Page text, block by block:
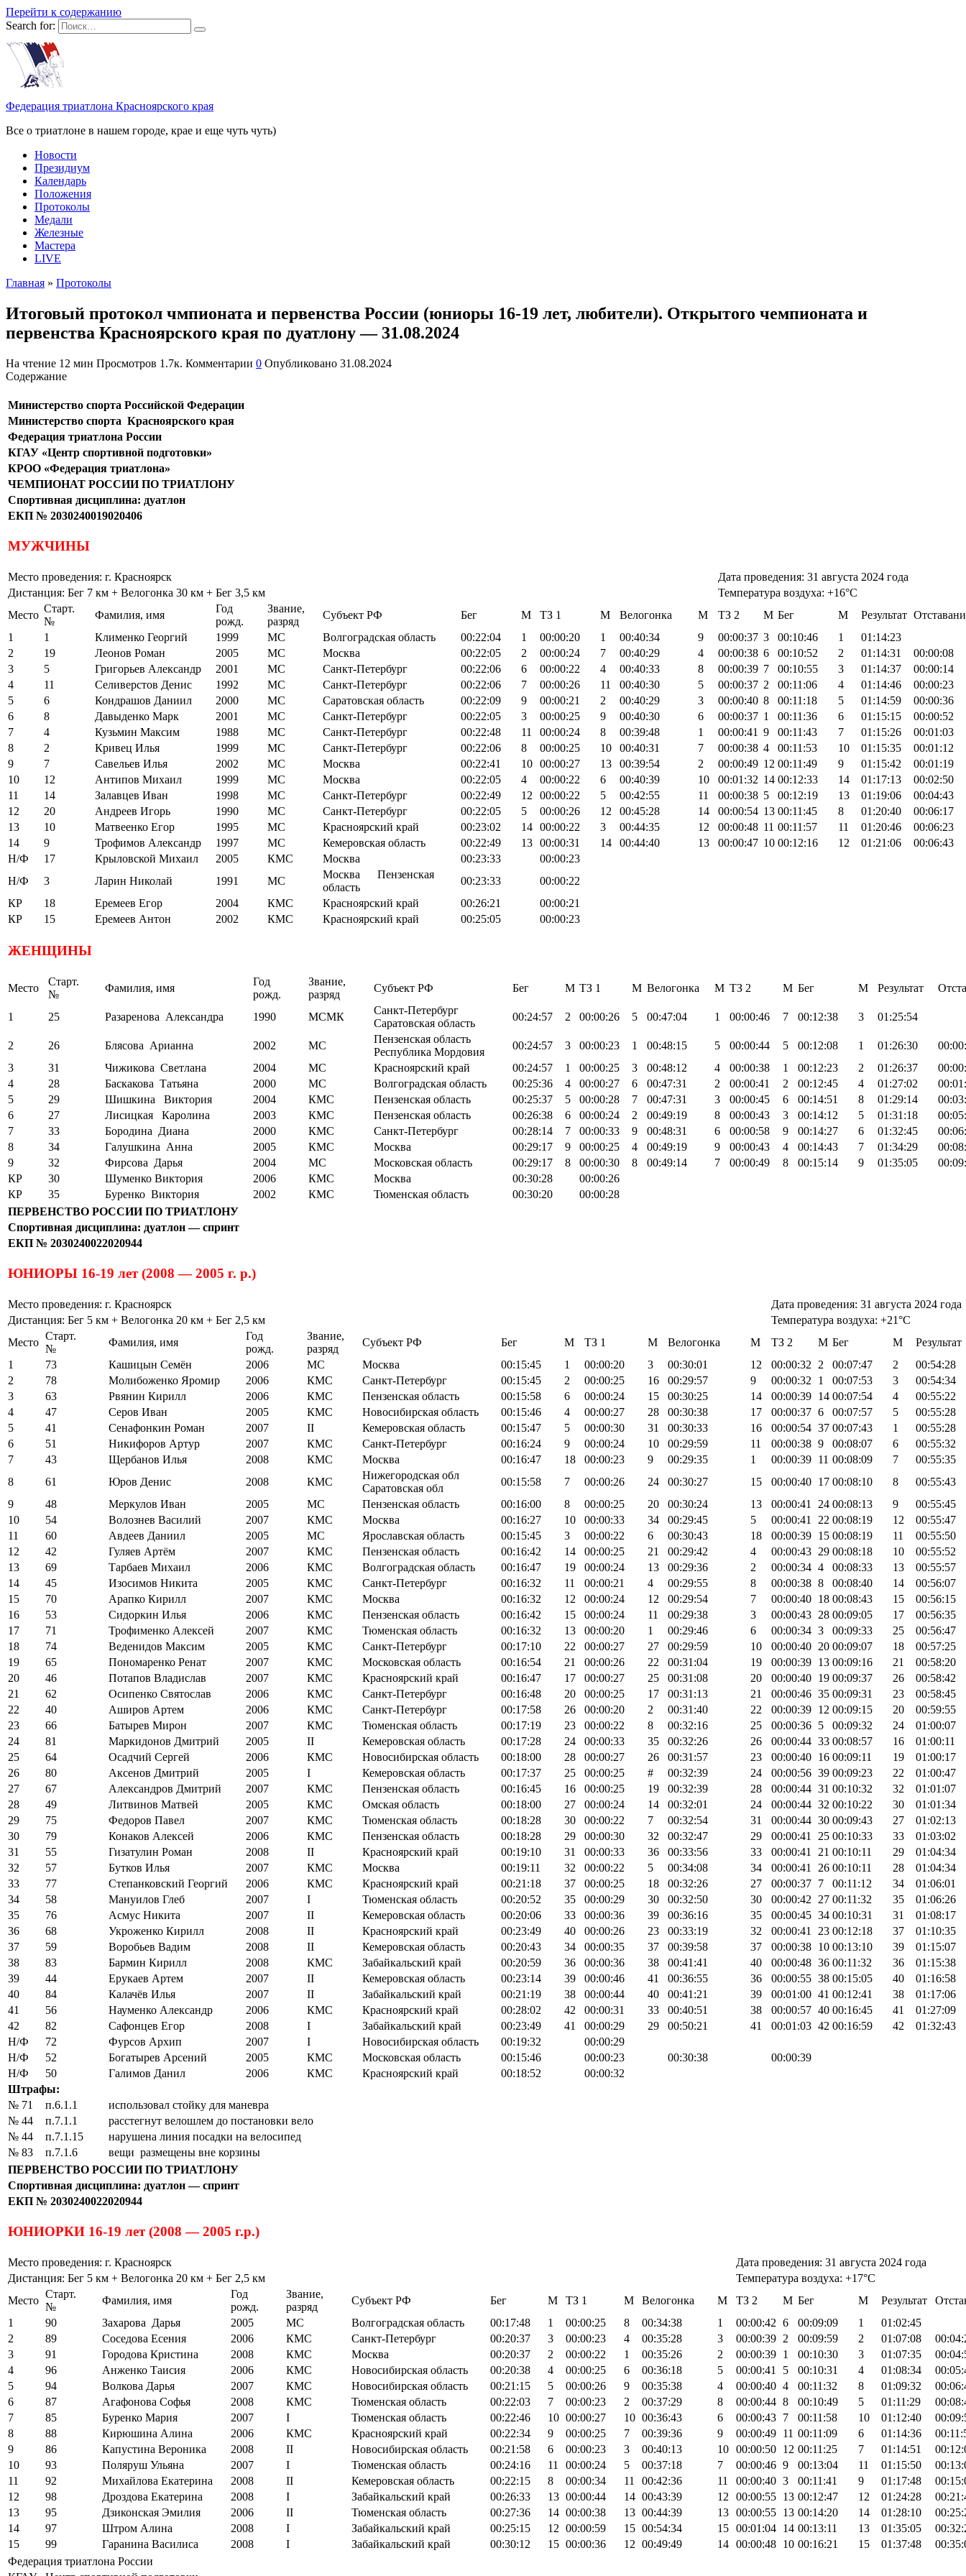
Перейти к содержанию
Search for:
Федерация триатлона Красноярского края
Все о триатлоне в нашем городе, крае и еще чуть чуть)
Новости
Президиум
Календарь
Положения
Протоколы
Медали
Железные
Мастера
LIVE
Главная » Протоколы
Итоговый протокол чмпионата и первенства России (юниоры 16-19 лет, любители). Открытого чемпионата и
первенства Красноярского края по дуатлону — 31.08.2024
На чтение 12 мин Просмотров 1.7к. Комментарии 0 Опубликовано 31.08.2024
Содержание
Министерство спорта Российской Федерации
Министерство спорта Красноярского края
Федерация триатлона России
КГАУ «Центр спортивной подготовки»
КРОО «Федерация триатлона»
ЧЕМПИОНАТ РОССИИ ПО ТРИАТЛОНУ
Спортивная дисциплина: дуатлон
ЕКП № 2030240019020406
МУЖЧИНЫ
Место проведения: г. Красноярск
Дата проведения: 31 августа 2024 года
Дистанция: Бег 7 км + Велогонка 30 км + Бег 3,5 км
Температура воздуха: +16°С
Место
Старт.
№
Фамилия, имя
Год
рожд.
Звание,
разряд
Субъект РФ Бег М TЗ 1 М Велогонка М TЗ 2 М Бег М Результат
1
1 Клименко Георгий 1999 МС Волгоградская область 00:22:04 1 00:00:20 1 00:40:34 9 00:00:37 3 00:10:46 1
01:14:23
2
19 Леонов Роман 2005 МС Москва 00:22:05 2 00:00:24 7 00:40:29 4 00:00:38 6 00:10:52 2 01:14:31
00:00:08
3
5 Григорьев Александр 2001 МС Санкт-Петербург 00:22:06 6 00:00:22 4 00:40:33 8 00:00:39 7 00:10:55 3 01:14:37
00:00:14
4
11 Селиверстов Денис 1992 МС Санкт-Петербург 00:22:06 7 00:00:26 11 00:40:30 5 00:00:37 2 00:11:06 4 01:14:46
00:00:23
5
6 Кондрашов Даниил 2000 МС Саратовская область 00:22:09 9 00:00:21 2 00:40:29 3 00:00:40 8 00:11:18 5 01:14:59
00:00:36
6
8 Давыденко Марк 2001 МС Санкт-Петербург 00:22:05 3 00:00:25 9 00:40:30 6 00:00:37 1 00:11:36 6 01:15:15
00:00:52
7
4 Кузьмин Максим 1988 МС Санкт-Петербург 00:22:48 11 00:00:24 8 00:39:48 1 00:00:41 9 00:11:43 7 01:15:26
00:01:03
8
2 Кривец Илья 1999 МС Санкт-Петербург 00:22:06 8 00:00:25 10 00:40:31 7 00:00:38 4 00:11:53 10 01:15:35
00:01:12
9
7 Савельев Илья 2002 МС Москва 00:22:41 10 00:00:27 13 00:39:54 2 00:00:49 12 00:11:49 9 01:15:42
00:01:19
10
12 Антипов Михаил 1999 МС Москва 00:22:05 4 00:00:22 6 00:40:39 10 00:01:32 14 00:12:33 14 01:17:13
00:02:50
11
14 Залавцев Иван 1998 МС Санкт-Петербург 00:22:49 12 00:00:22 5 00:42:55 11 00:00:38 5 00:12:19 13 01:19:06
00:04:43
12
20 Андреев Игорь 1990 МС Санкт-Петербург 00:22:05 5 00:00:26 12 00:45:28 14 00:00:54 13 00:11:45 8 01:20:40
00:06:17
13
10 Матвеенко Егор 1995 МС Красноярский край 00:23:02 14 00:00:22 3 00:44:35 12 00:00:48 11 00:11:57 11 01:20:46
00:06:23
14
9 Трофимов Александр 1997 МС Кемеровская область 00:22:49 13 00:00:31 14 00:44:40 13 00:00:47 10 00:12:16 12 01:21:06
00:06:43
Н/Ф
17 Крыловской Михаил 2005 КМС Москва 00:23:33
00:00:23
Н/Ф
3 Ларин Николай 1991 МС
Москва Пензенская
область
00:23:33
00:00:22
КР
18 Еремеев Егор 2004 КМС Красноярский край 00:26:21
00:00:21
КР
15 Еремеев Антон 2002 КМС Красноярский край 00:25:05 00:00:23
ЖЕНЩИНЫ
Место
Старт.
№
Фамилия, имя
Год
рожд.
Звание,
разряд
Субъект РФ Бег М TЗ 1 М Велогонка М TЗ 2 М Бег М Результат
1 25 Разаренова Александра 1990 МСМК
Санкт-Петербург
Саратовская область
00:24:57 2 00:00:26 5 00:47:04 1 00:00:46 7 00:12:38 3 01:25:54
2 26 Блясова Арианна 2002 МС
Пензенская область
Республика Мордовия
00:24:57 3 00:00:23 1 00:48:15 5 00:00:44 5 00:12:08 1 01:26:30
3
31 Чижикова Светлана 2004 МС Красноярский край 00:24:57 1 00:00:25 3 00:48:12 4 00:00:38 1 00:12:23 2 01:26:37
4
28 Баскакова Татьяна 2000 МС Волгоградская область 00:25:36 4 00:00:27 6 00:47:31 2 00:00:41 2 00:12:45 4 01:27:02
5
29 Шишкина Виктория 2004 КМС Пензенская область 00:25:37 5 00:00:28 7 00:47:31 3 00:00:45 6 00:14:51 8 01:29:14
6
27 Лисицкая Каролина 2003 КМС Пензенская область 00:26:38 6 00:00:24 2 00:49:19 8 00:00:43 3 00:14:12 5 01:31:18
7
33 Бородина Диана 2000 КМС Санкт-Петербург 00:28:14 7 00:00:33 9 00:48:31 6 00:00:58 9 00:14:27 6 01:32:45
8
34 Галушкина Анна 2005 КМС Москва 00:29:17 9 00:00:25 4 00:49:19 9 00:00:43 4 00:14:43 7 01:34:29
9
32 Фирсова Дарья 2004 МС Московская область 00:29:17 8 00:00:30 8 00:49:14 7 00:00:49 8 00:15:14 9 01:35:05
КР
30 Шуменко Виктория 2006 КМС Москва 00:30:28
00:00:26
КР
35 Буренко Виктория 2002 КМС Тюменская область 00:30:20
00:00:28
ПЕРВЕНСТВО РОССИИ ПО ТРИАТЛОНУ
Спортивная дисциплина: дуатлон — спринт
ЕКП № 2030240022020944
ЮНИОРЫ 16-19 лет (2008 — 2005 г. р.)
Место проведения: г. Красноярск
Дата проведения: 31 августа 2024 года
Дистанция: Бег 5 км + Велогонка 20 км + Бег 2,5 км
Температура воздуха: +21°С
Место
Старт.
№
Фамилия, имя
Год
рожд.
Звание,
разряд
Субъект РФ Бег М TЗ 1 М Велогонка М TЗ 2 М Бег М
Результат
1
73 Кашицын Семëн 2006 МС Москва 00:15:45 1 00:00:20 3 00:30:01 12 00:00:32 2 00:07:47 2
00:54:28
2
78 Молибоженко Яромир 2006 КМС Санкт-Петербург 00:15:45 2 00:00:25 16 00:29:57 9 00:00:32 1 00:07:53 3
00:54:34
3
63 Рвянин Кирилл 2006 КМС Пензенская область 00:15:58 6 00:00:24 15 00:30:25 14 00:00:39 14 00:07:54 4
00:55:22
4
47 Серов Иван 2005 КМС Новосибирская область 00:15:46 4 00:00:27 28 00:30:38 17 00:00:37 6 00:07:57 5
00:55:28
5
41 Сенафонкин Роман 2007 II Кемеровская область 00:15:47 5 00:00:30 31 00:30:33 16 00:00:54 37 00:07:43 1
00:55:28
6
51 Никифоров Артур 2007 КМС Санкт-Петербург 00:16:24 9 00:00:24 10 00:29:59 11 00:00:38 9 00:08:07 6
00:55:32
7
43 Щербанов Илья 2008 КМС Москва 00:16:47 18 00:00:23 9 00:29:35 1 00:00:39 11 00:08:09 7
00:55:35
8
61 Юров Денис 2008 КМС
Нижегородская обл
Саратовская обл
00:15:58 7 00:00:26 24 00:30:27 15 00:00:40 17 00:08:10 8
00:55:43
9
48 Меркулов Иван 2005 МС Пензенская область 00:16:00 8 00:00:25 20 00:30:24 13 00:00:41 24 00:08:13 9
00:55:45
10
54 Волознев Василий 2007 КМС Москва 00:16:27 10 00:00:33 34 00:29:45 5 00:00:41 22 00:08:19 12
00:55:47
11
60 Авдеев Даниил 2005 МС Ярославская область 00:15:45 3 00:00:22 6 00:30:43 18 00:00:39 15 00:08:19 11
00:55:50
12
42 Гуляев Артём 2007 КМС Пензенская область 00:16:42 14 00:00:25 21 00:29:42 4 00:00:43 29 00:08:18 10
00:55:52
13
69 Тарбаев Михаил 2006 КМС Волгоградская область 00:16:47 19 00:00:24 13 00:29:36 2 00:00:34 4 00:08:33 13
00:55:57
14
45 Изосимов Никита 2005 КМС Санкт-Петербург 00:16:32 11 00:00:21 4 00:29:55 8 00:00:38 8 00:08:40 14
00:56:07
15
70 Арапко Кирилл 2007 КМС Москва 00:16:32 12 00:00:24 12 00:29:54 7 00:00:40 18 00:08:43 15
00:56:15
16
53 Сидоркин Илья 2006 КМС Пензенская область 00:16:42 15 00:00:24 11 00:29:38 3 00:00:43 28 00:09:05 17
00:56:35
17
71 Трофименко Алексей 2007 КМС Тюменская область 00:16:32 13 00:00:20 1 00:29:46 6 00:00:34 3 00:09:33 25
00:56:47
18
74 Веденидов Максим 2005 КМС Санкт-Петербург 00:17:10 22 00:00:27 27 00:29:59 10 00:00:40 20 00:09:07 18
00:57:25
19
65 Пономаренко Ренат 2007 КМС Московская область 00:16:54 21 00:00:26 22 00:31:04 19 00:00:39 13 00:09:16 21
00:58:20
20
46 Потапов Владислав 2007 КМС Красноярский край 00:16:47 17 00:00:27 25 00:31:08 20 00:00:40 19 00:09:37 26
00:58:42
21
62 Осипенко Святослав 2006 КМС Санкт-Петербург 00:16:48 20 00:00:25 17 00:31:13 21 00:00:46 35 00:09:31 23
00:58:45
22
40 Аширов Артем 2006 КМС Санкт-Петербург 00:17:58 26 00:00:20 2 00:31:40 22 00:00:39 12 00:09:15 20
00:59:55
23
66 Батырев Мирон 2007 КМС Тюменская область 00:17:19 23 00:00:22 8 00:32:16 25 00:00:36 5 00:09:32 24
01:00:07
24
81 Маркидонов Дмитрий 2005 II Кемеровская область 00:17:28 24 00:00:33 35 00:32:26 26 00:00:44 33 00:08:57 16
01:00:11
25
64 Осадчий Сергей 2006 КМС Новосибирская область 00:18:00 28 00:00:27 26 00:31:57 23 00:00:40 16 00:09:11 19
01:00:17
26
80 Аксенов Дмитрий 2005 I Кемеровская область 00:17:37 25 00:00:25 # 00:32:39 24 00:00:56 39 00:09:23 22
01:00:47
27
67 Александров Дмитрий 2007 КМС Пензенская область 00:16:45 16 00:00:25 19 00:32:39 28 00:00:44 31 00:10:32 32
01:01:07
28
49 Литвинов Матвей 2005 КМС Омская область 00:18:00 27 00:00:24 14 00:32:01 24 00:00:44 32 00:10:22 30
01:01:34
29
75 Федоров Павел 2007 КМС Тюменская область 00:18:28 30 00:00:22 7 00:32:54 31 00:00:44 30 00:09:43 27
01:02:13
30
79 Конаков Алексей 2006 КМС Пензенская область 00:18:28 29 00:00:30 32 00:32:47 29 00:00:41 25 00:10:33 33
01:03:02
31
55 Гизатулин Роман 2008 II Красноярский край 00:19:10 31 00:00:33 36 00:33:56 33 00:00:41 21 00:10:11 29
01:04:34
32
57 Бутков Илья 2007 КМС Москва 00:19:11 32 00:00:22 5 00:34:08 34 00:00:41 26 00:10:11 28
01:04:34
33
77 Степанковский Георгий 2006 КМС Красноярский край 00:21:18 37 00:00:25 18 00:32:26 27 00:00:37 7 00:11:12 34
01:06:01
34
58 Мануилов Глеб 2007 I Тюменская область 00:20:52 35 00:00:29 30 00:32:50 30 00:00:42 27 00:11:32 35
01:06:26
35
76 Асмус Никита 2007 II Кемеровская область 00:20:06 33 00:00:36 39 00:36:16 35 00:00:45 34 00:10:31 31
01:08:17
36
68 Укроженко Кирилл 2008 II Красноярский край 00:23:49 40 00:00:26 23 00:33:19 32 00:00:41 23 00:12:18 37
01:10:35
37
59 Воробьев Вадим 2008 II Кемеровская область 00:20:43 34 00:00:35 37 00:39:58 37 00:00:38 10 00:13:10 39
01:15:07
38
83 Бармин Кирилл 2008 КМС Забайкальский край 00:20:59 36 00:00:36 38 00:41:41 40 00:00:48 36 00:11:32 36
01:15:38
39
44 Ерукаев Артем 2007 II Кемеровская область 00:23:14 39 00:00:46 41 00:36:55 36 00:00:55 38 00:15:05 40
01:16:58
40
84 Калачёв Илья 2007 II Забайкальский край 00:21:19 38 00:00:44 40 00:41:21 39 00:01:00 41 00:12:41 38
01:17:06
41
56 Науменко Александр 2006 КМС Красноярский край 00:28:02 42 00:00:31 33 00:40:51 38 00:00:57 40 00:16:45 41
01:27:09
42
82 Сафонцев Егор 2008 I Забайкальский край 00:23:49 41 00:00:29 29 00:50:21 41 00:01:03 42 00:16:59 42
01:32:43
Н/Ф
72 Фурсов Архип 2007 I Новосибирская область 00:19:32
00:00:29
Н/Ф
52 Богатырев Арсений 2005 КМС Московская область 00:15:46 00:00:23 00:30:38
00:00:39
Н/Ф
50 Галимов Данил 2006 КМС Красноярский край 00:18:52
00:00:32
Штрафы:
№ 71
п.6.1.1
использовал стойку для маневра
№ 44
п.7.1.1
расстегнут велошлем до постановки вело
№ 44
п.7.1.15
нарушена линия посадки на велосипед
№ 83
п.7.1.6
вещи размещены вне корзины
ПЕРВЕНСТВО РОССИИ ПО ТРИАТЛОНУ
Спортивная дисциплина: дуатлон — спринт
ЕКП № 2030240022020944
ЮНИОРКИ 16-19 лет (2008 — 2005 г.р.)
Место проведения: г. Красноярск
Дата проведения: 31 августа 2024 года
Дистанция: Бег 5 км + Велогонка 20 км + Бег 2,5 км
Температура воздуха: +17°С
Место
Старт.
№
Фамилия, имя
Год
рожд.
Звание,
разряд
Субъект РФ Бег М TЗ 1 М Велогонка М TЗ 2 М Бег М Результат
1
90 Захарова Дарья 2005 МС Волгоградская область 00:17:48 1 00:00:25 8 00:34:38 1 00:00:42 6 00:09:09 1
01:02:45
2
89 Соседова Есения 2006 КМС Санкт-Петербург 00:20:37 3 00:00:23 4 00:35:28 3 00:00:39 2 00:09:59 2 01:07:08
3
91 Городова Кристина 2008 КМС Москва 00:20:37 2 00:00:22 1 00:35:26 2 00:00:39 1 00:10:30 3 01:07:35
4
96 Анженко Таисия 2006 КМС Новосибирская область 00:20:38 4 00:00:25 6 00:36:18 5 00:00:41 5 00:10:31 4 01:08:34
5
94 Волкова Дарья 2007 КМС Новосибирская область 00:21:15 5 00:00:26 9 00:35:38 4 00:00:40 4 00:11:32 8 01:09:32
6
87 Агафонова Софья 2008 КМС Тюменская область 00:22:03 7 00:00:23 2 00:37:29 8 00:00:44 8 00:10:49 5 01:11:29
7
85 Буренко Мария 2007 I Тюменская область 00:22:46 10 00:00:27 10 00:36:43 6 00:00:43 7 00:11:58 10 01:12:40
8
88 Кирюшина Алина 2006 КМС Красноярский край 00:22:34 9 00:00:25 7 00:39:36 9 00:00:49 11 00:11:09 6 01:14:36
9
86 Капустина Вероника 2008 II Новосибирская область 00:21:58 6 00:00:23 3 00:40:13 10 00:00:50 12 00:11:25 7 01:14:51
10
93 Поляруш Ульяна 2007 I Тюменская область 00:24:16 11 00:00:24 5 00:37:18 7 00:00:46 9 00:13:04 11 01:15:50
11
92 Михайлова Екатерина 2008 II Кемеровская область 00:22:15 8 00:00:34 11 00:42:36 11 00:00:40 3 00:11:41 9 01:17:48
12
98 Дроздова Екатерина 2008 I Забайкальский край 00:26:33 13 00:00:44 14 00:43:39 12 00:00:55 13 00:12:47 12 01:24:28
13
95 Дзиконская Эмилия 2006 II Тюменская область 00:27:36 14 00:00:38 13 00:44:39 13 00:00:55 13 00:14:20 14 01:28:10
14
97 Штром Алина 2008 I Забайкальский край 00:25:15 12 00:00:59 15 00:54:34 15 00:01:04 14 00:13:11 13 01:35:05
15
99 Гаранина Василиса 2008 I Забайкальский край 00:30:12 15 00:00:36 12 00:49:49 14 00:00:48 10 00:16:21 15 01:37:48
Федерация триатлона России